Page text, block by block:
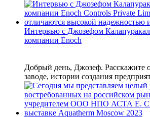
Интервью с Джозефом
компании Enoch
Добрый день, Джозеф. Расскажите
заводе, истории создания